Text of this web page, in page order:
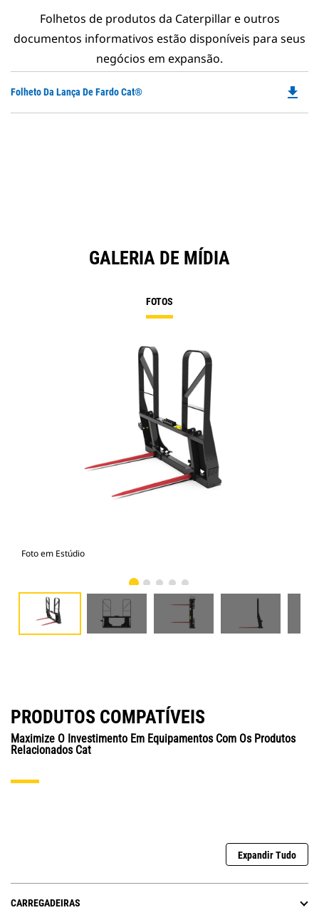
Folhetos de produtos da Caterpillar e outros
documentos informativos estão disponíveis para seus
negócios em expansão.
Folheto Da Lança De Fardo Cat® file_download
GALERIA DE MÍDIA
FOTOS
Foto em Estúdio
PRODUTOS COMPATÍVEIS
Maximize O Investimento Em Equipamentos Com Os Produtos
Relacionados Cat
Expandir Tudo
CARREGADEIRAS